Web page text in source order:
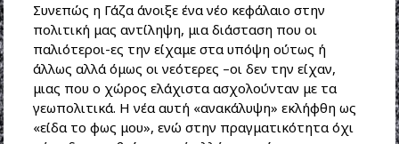
Συνεπώς η Γάζα άνοιξε ένα νέο κεφάλαιο στην
πολιτική μας αντίληψη, μια διάσταση που οι
παλιότεροι-ες την είχαμε στα υπόψη ούτως ή
άλλως αλλά όμως οι νεότερες –οι δεν την είχαν,
μιας που ο χώρος ελάχιστα ασχολούνταν με τα
γεωπολιτικά. Η νέα αυτή «ανακάλυψη» εκλήφθη ως
«είδα το φως μου», ενώ στην πραγματικότητα όχι